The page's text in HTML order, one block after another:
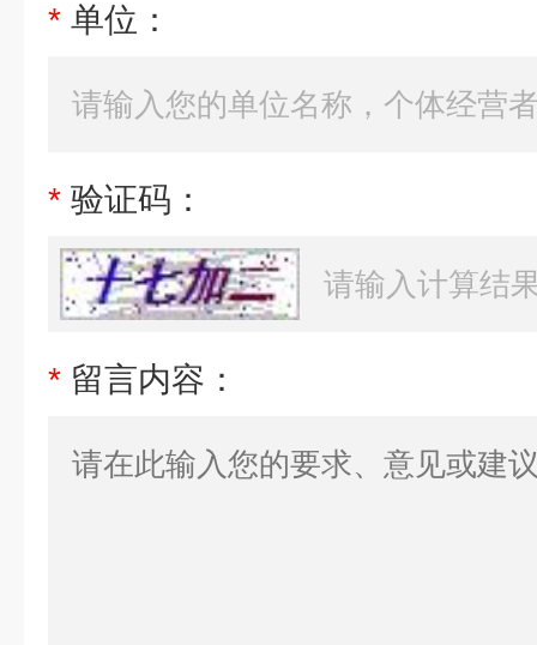
* 单位：
* 验证码：
* 留言内容：